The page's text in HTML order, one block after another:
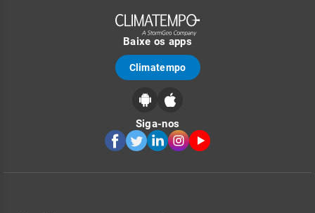
Baixe os apps
Climatempo
Siga-nos